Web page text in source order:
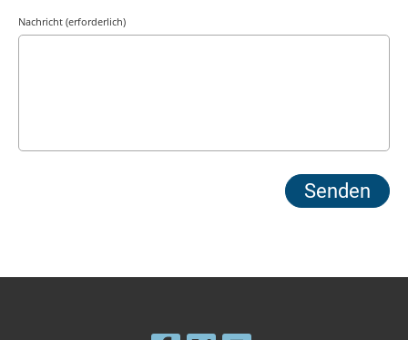
Nachricht (erforderlich)